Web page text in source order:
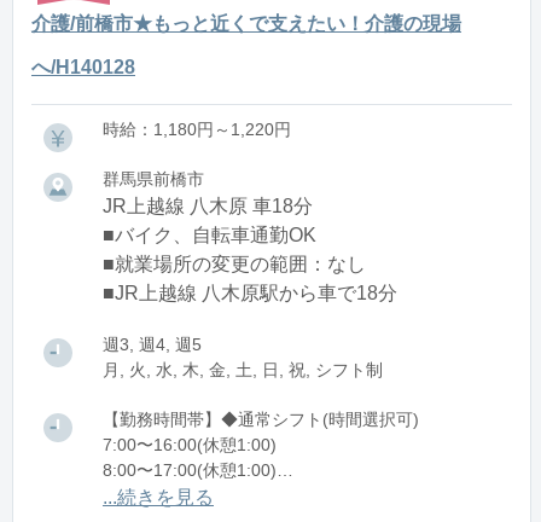
介護/前橋市★もっと近くで支えたい！介護の現場
へ/H140128
時給：1,180円～1,220円
群馬県前橋市
JR上越線 八木原 車18分
■バイク、自転車通勤OK
■就業場所の変更の範囲：なし
■JR上越線 八木原駅から車で18分
週3, 週4, 週5
月, 火, 水, 木, 金, 土, 日, 祝, シフト制
【勤務時間帯】◆通常シフト(時間選択可)
7:00〜16:00(休憩1:00)
8:00〜17:00(休憩1:00)
12:00〜21:00(休憩1:00)
...続きを見る